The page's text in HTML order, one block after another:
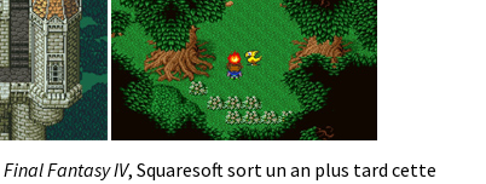
Final Fantasy IV, Squaresoft sort un an plus tard cette